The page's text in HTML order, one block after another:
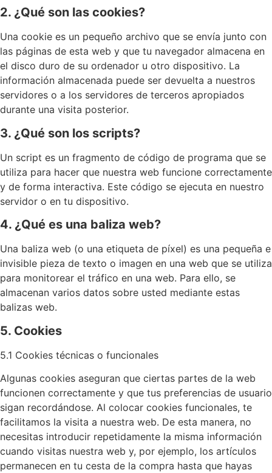
2. ¿Qué son las cookies?
Una cookie es un pequeño archivo que se envía junto con
las páginas de esta web y que tu navegador almacena en
el disco duro de su ordenador u otro dispositivo. La
información almacenada puede ser devuelta a nuestros
servidores o a los servidores de terceros apropiados
durante una visita posterior.
3. ¿Qué son los scripts?
Un script es un fragmento de código de programa que se
utiliza para hacer que nuestra web funcione correctamente
y de forma interactiva. Este código se ejecuta en nuestro
servidor o en tu dispositivo.
4. ¿Qué es una baliza web?
Una baliza web (o una etiqueta de píxel) es una pequeña e
invisible pieza de texto o imagen en una web que se utiliza
para monitorear el tráfico en una web. Para ello, se
almacenan varios datos sobre usted mediante estas
balizas web.
5. Cookies
5.1 Cookies técnicas o funcionales
Algunas cookies aseguran que ciertas partes de la web
funcionen correctamente y que tus preferencias de usuario
sigan recordándose. Al colocar cookies funcionales, te
facilitamos la visita a nuestra web. De esta manera, no
necesitas introducir repetidamente la misma información
cuando visitas nuestra web y, por ejemplo, los artículos
permanecen en tu cesta de la compra hasta que hayas